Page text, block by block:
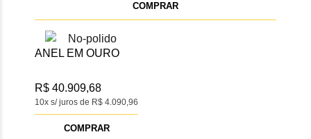
COMPRAR
ANEL EM OURO
10x s/ juros de R$ 4.090,96
R$ 40.909,68
COMPRAR